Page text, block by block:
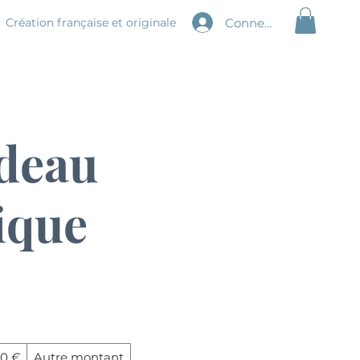
Création française et originale Connexion